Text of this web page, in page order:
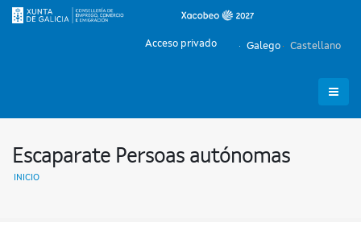
Galego Castellano
Acceso privado
Escaparate Persoas autónomas
INICIO